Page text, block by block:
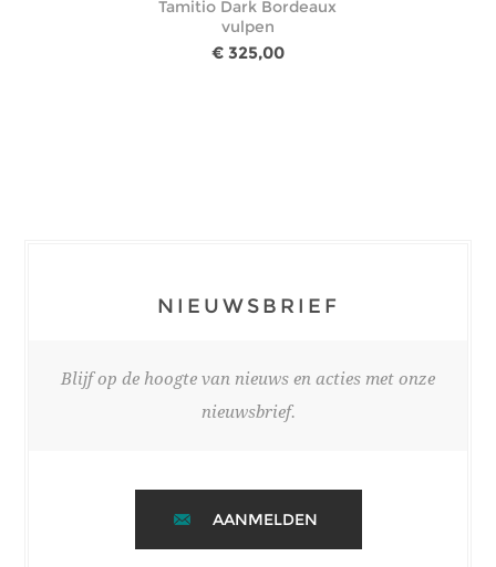
Tamitio Dark Bordeaux
vulpen
€ 325,00
NIEUWSBRIEF
Blijf op de hoogte van nieuws en acties met onze
nieuwsbrief.
AANMELDEN